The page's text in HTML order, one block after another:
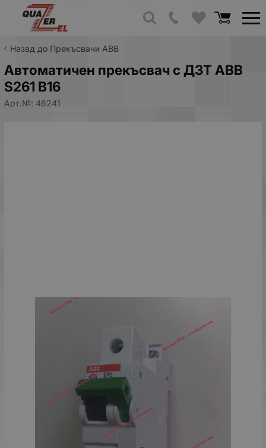
Назад до Прекъсвачи ABB
Автоматичен прекъсвач с ДЗТ ABB
S261 B16
Арт.№: 46241